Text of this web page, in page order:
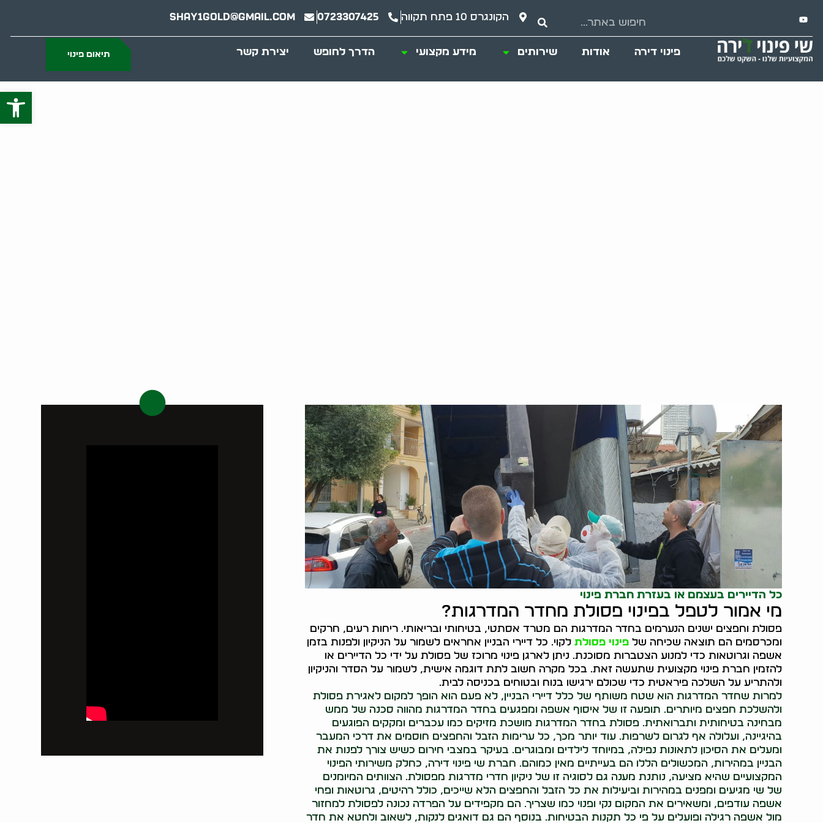
פתח
הקונגרס 10 פתח תקווה 0723307425
Shay1gold@gmail.com
פינוי דירה אודות שירותים מידע מקצועי הדרך לחופש יצירת קשר תיאום פינוי
כל הדיירים בעצמם או בעזרת חברת פינוי
מי אמור לטפל בפינוי פסולת מחדר המדרגות?
פסולת וחפצים ישנים הנערמים בחדר המדרגות הם מטרד אסתטי, בטיחותי ובריאותי. ריחות רעים, חרקים
ומכרסמים הם תוצאה שכיחה שלפינוי פסולת לקוי. כל דיירי הבניין אחראים לשמור על הניקיון ולפנות בזמן
אשפה וגרוטאות כדי למנוע הצטברות מסוכנת. ניתן לארגן פינוי מרוכז של פסולת על ידי כל הדיירים או
להזמין חברת פינוי מקצועית שתעשה זאת. בכל מקרה חשוב לתת דוגמה אישית, לשמור על הסדר והניקיון
ולהתריע על השלכה פיראטית כדי שכולם ירגישו בנוח ובטוחים בכניסה לבית.
למרות שחדר המדרגות הוא שטח משותף של כלל דיירי הבניין, לא פעם הוא הופך למקום לאגירת פסולת
ולהשלכת חפצים מיותרים. תופעה זו של איסוף אשפה ומפגעים בחדר המדרגות מהווה סכנה של ממש
מבחינה בטיחותית ותברואתית. פסולת בחדר המדרגות מושכת מזיקים כמו עכברים ומקקים הפוגעים
בהיגיינה, ועלולה אף לגרום לשרפות. עוד יותר מכך, כל ערימות הזבל והחפצים חוסמים את דרכי המעבר
ומעלים את הסיכון לתאונות נפילה, במיוחד לילדים ומבוגרים. בעיקר במצבי חירום כשיש צורך לפנות את
הבניין במהירות, המכשולים הללו הם בעייתיים מאין כמוהם. חברת שי פינוי דירה, כחלק משירותי הפינוי
המקצועיים שהיא מציעה, נותנת מענה גם לסוגיה זו של ניקיון חדרי מדרגות מפסולת. הצוותים המיומנים
של שי מגיעים ומפנים במהירות וביעילות את כל הזבל והחפצים הלא שייכים, כולל רהיטים, גרוטאות ופחי
אשפה עודפים, ומשאירים את המקום נקי ופנוי כמו שצריך. הם מקפידים על הפרדה נכונה לפסולת למחזור
מול אשפה רגילה ופועלים על פי כל תקנות הבטיחות. בנוסף הם גם דואגים לנקות, לשאוב ולחטא את חדר